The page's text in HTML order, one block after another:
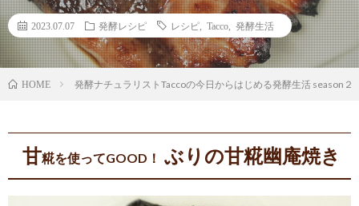
2023.07.07 発酵レシピ レシピ Tacco 発酵生活
HOME 発酵ナチュラリストTaccoの今日からはじめる発酵生活 season２
甘糀を使ってGOOD！ ぶりの甘糀幽庵焼き